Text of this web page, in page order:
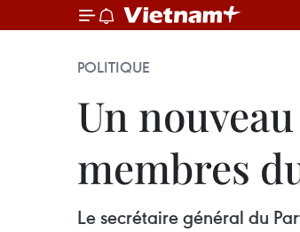
POLITIQUE
Un
membres
Le secrétaire général du